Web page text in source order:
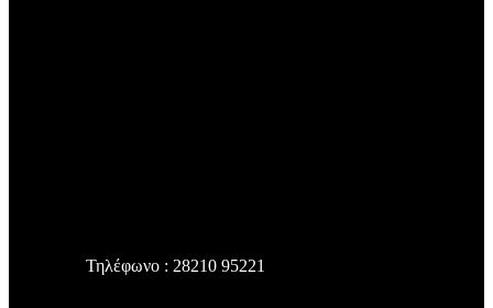
Τηλέφωνο : 28210 95221